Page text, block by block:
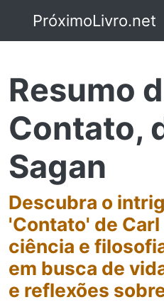
PróximoLivro.net
Resumo
Contato,
Sagan
Descubra o
'Contato' de Carl
ciência e
em busca de
e reflexões